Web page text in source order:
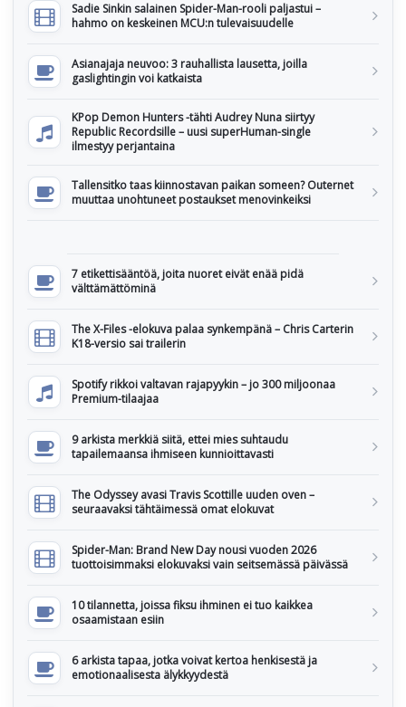
Sadie Sinkin salainen Spider-Man-rooli paljastui –
hahmo on keskeinen MCU:n tulevaisuudelle
Asianajaja neuvoo: 3 rauhallista lausetta, joilla
gaslightingin voi katkaista
KPop Demon Hunters -tähti Audrey Nuna siirtyy
Republic Recordsille – uusi superHuman-single
ilmestyy perjantaina
Tallensitko taas kiinnostavan paikan someen? Outernet
muuttaa unohtuneet postaukset menovinkeiksi
7 etikettisääntöä, joita nuoret eivät enää pidä
välttämättöminä
The X-Files -elokuva palaa synkempänä – Chris Carterin
K18-versio sai trailerin
Spotify rikkoi valtavan rajapyykin – jo 300 miljoonaa
Premium-tilaajaa
9 arkista merkkiä siitä, ettei mies suhtaudu
tapailemaansa ihmiseen kunnioittavasti
The Odyssey avasi Travis Scottille uuden oven –
seuraavaksi tähtäimessä omat elokuvat
Spider-Man: Brand New Day nousi vuoden 2026
tuottoisimmaksi elokuvaksi vain seitsemässä päivässä
10 tilannetta, joissa fiksu ihminen ei tuo kaikkea
osaamistaan esiin
6 arkista tapaa, jotka voivat kertoa henkisestä ja
emotionaalisesta älykkyydestä